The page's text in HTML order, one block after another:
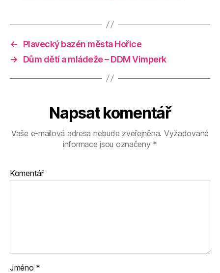
←
Plavecký bazén města Hořice
→
Dům dětí a mládeže – DDM Vimperk
Napsat komentář
Vaše e-mailová adresa nebude zveřejněna. Vyžadované
informace jsou označeny *
Komentář
Jméno *